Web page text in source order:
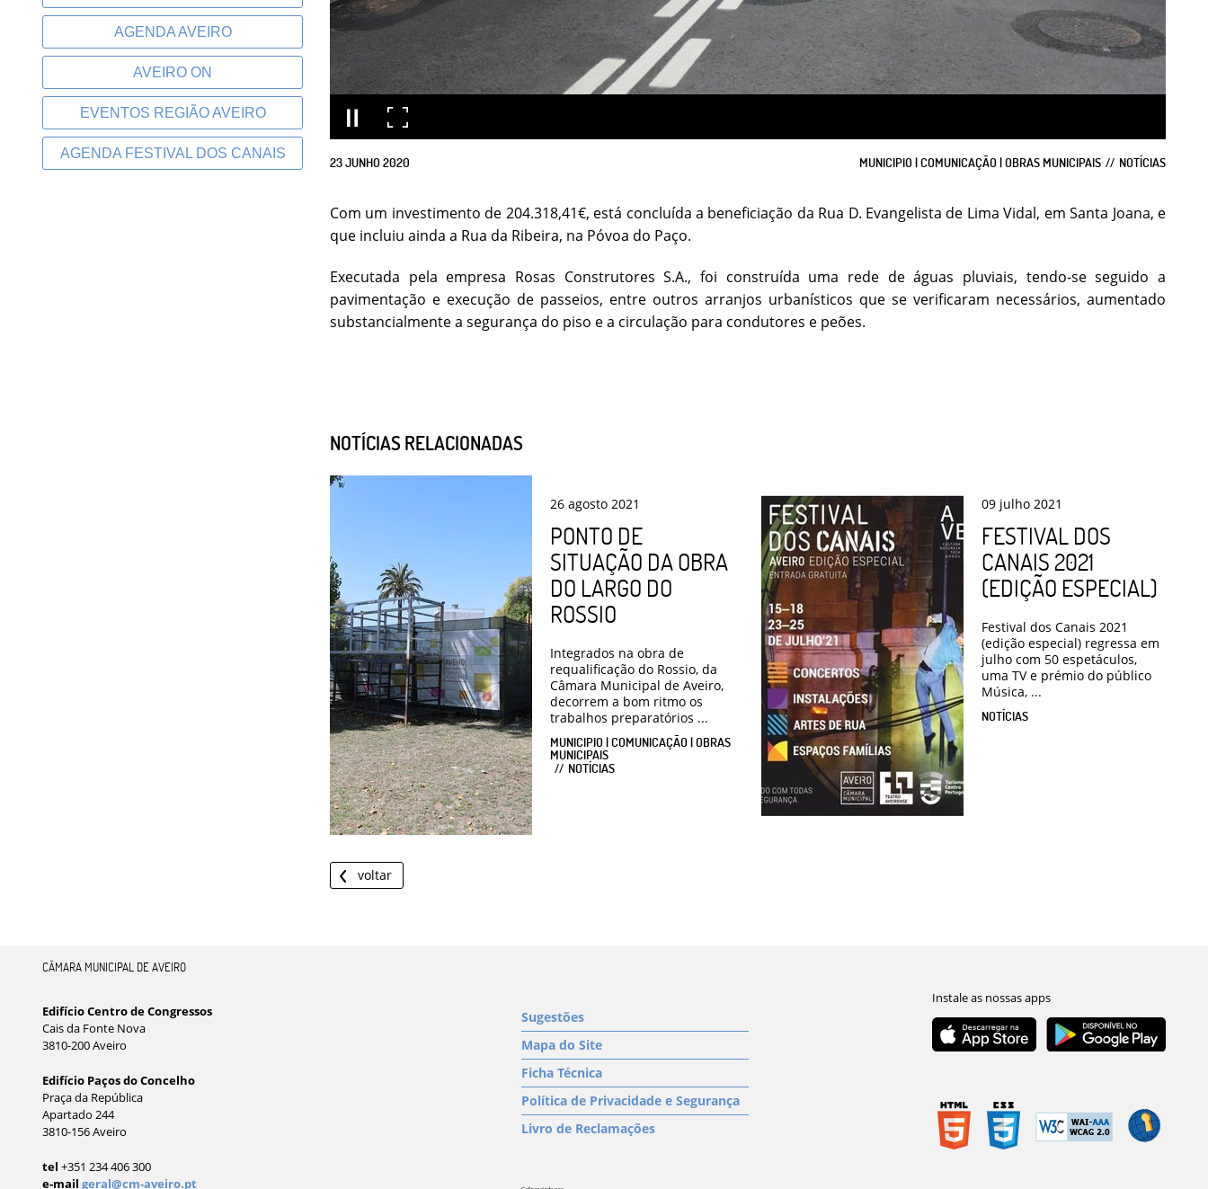
AGENDA AVEIRO
AVEIRO ON
EVENTOS REGIÃO AVEIRO
AGENDA FESTIVAL DOS CANAIS
23JUNHO2020 MUNICIPIO | COMUNICAÇÃO | OBRAS MUNICIPAIS NOTÍCIAS
Com um investimento de 204.318,41€, está concluída a beneficiação da Rua D. Evangelista de Lima Vidal, em Santa Joana, e
que incluiu ainda a Rua da Ribeira, na Póvoa do Paço.
Executada pela empresa Rosas Construtores S.A., foi construída uma rede de águas pluviais, tendo-se seguido a
pavimentação e execução de passeios, entre outros arranjos urbanísticos que se verificaram necessários, aumentado
substancialmente a segurança do piso e a circulação para condutores e peões.
NOTÍCIAS RELACIONADAS
26 agosto 2021
PONTO DE
SITUAÇÃO DA OBRA
DO LARGO DO
ROSSIO
Integrados na obra de
requalificação do Rossio, da
Câmara Municipal de Aveiro,
decorrem a bom ritmo os
trabalhos preparatórios ...
MUNICIPIO | COMUNICAÇÃO | OBRAS
MUNICIPAIS
NOTÍCIAS
09 julho 2021
FESTIVAL DOS
CANAIS 2021
(EDIÇÃO ESPECIAL)
Festival dos Canais 2021
(edição especial) regressa em
julho com 50 espetáculos,
uma TV e prémio do público
Música, ...
NOTÍCIAS
voltar
CÂMARA MUNICIPAL DE AVEIRO
Edifício Centro de Congressos
Cais da Fonte Nova
3810-200 Aveiro
Edifício Paços do Concelho
Praça da República
Apartado 244
3810-156 Aveiro
tel +351 234 406 300
e-mail geral@cm-aveiro.pt
Sugestões
Mapa do Site
Ficha Técnica
Política de Privacidade e Segurança
Livro de Reclamações